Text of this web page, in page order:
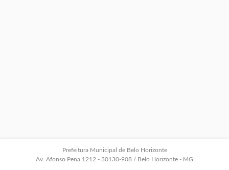
Prefeitura Municipal de Belo Horizonte
Av. Afonso Pena 1212 - 30130-908 / Belo Horizonte - MG